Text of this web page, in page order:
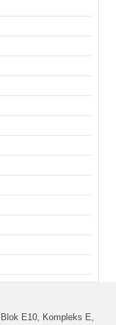
E10, Kompleks E,